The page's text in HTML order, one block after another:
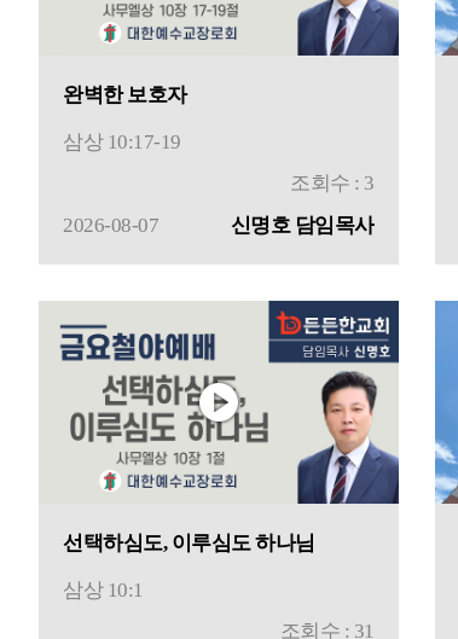
완벽한 보호자
삼상 10:17-19
조회수 : 3
2026-08-07
신명호 담임목사
선택하심도, 이루심도 하나님
삼상 10:1
조회수 : 31